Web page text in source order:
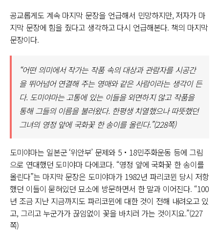
공교롭게도 계속 마지막 문장을 언급해서 민망하지만, 저자가 마
지막 문장에 힘을 줬다고 생각하고 다시 언급해본다. 책의 마지막
문장이다.
“어떤 의미에서 작가는 작품 속의 대상과 관람자를 시공간
을 뛰어넘어 연결해 주는 영매와 같은 사람이라는 생각이 든
다. 도미야마는 고통에 있는 이들을 외면하지 않고 작품을
통해 그들의 이름을 불러왔다. 한평생 치열했으나 따뜻했던
그녀의 영정 앞에 국화꽃 한 송이를 올린다.”(228쪽)
도미야마는 일본군 ‘위안부’ 문제와 5・18민주화운동 등에 그림
으로 연대했던 도미야마 다에코다. “영정 앞에 국화꽃 한 송이를
올린다”는 마지막 문장은 도미야마가 1982년 파리코뮌 당시 저항
했던 이들이 묻혀있던 묘소에 방문하면서 한 말과 이어진다. “100
년 조금 지난 지금까지도 파리코뮌에 대한 것이 전해 내려오고 있
고, 그리고 누군가가 끊임없이 꽃을 바치러 가는 것이지요.”(227
쪽)